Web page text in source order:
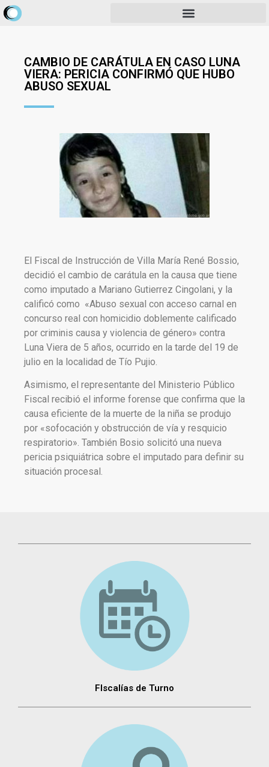
CAMBIO DE CARÁTULA EN CASO LUNA
VIERA: PERICIA CONFIRMÓ QUE HUBO
ABUSO SEXUAL
El Fiscal de Instrucción de Villa María René Bossio,
decidió el cambio de carátula en la causa que tiene
como imputado a Mariano Gutierrez Cingolani, y la
calificó como «Abuso sexual con acceso carnal en
concurso real con homicidio doblemente calificado
por criminis causa y violencia de género» contra
Luna Viera de 5 años, ocurrido en la tarde del 19 de
julio en la localidad de Tío Pujio.
Asimismo, el representante del Ministerio Público
Fiscal recibió el informe forense que confirma que la
causa eficiente de la muerte de la niña se produjo
por «sofocación y obstrucción de vía y resquicio
respiratorio». También Bosio solicitó una nueva
pericia psiquiátrica sobre el imputado para definir su
situación procesal.
FIscalías de Turno